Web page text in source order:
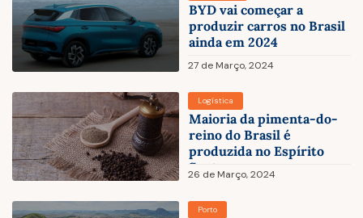
BYD vai começar a
produzir carros no Brasil
ainda em 2024
27 de Março, 2024
Logística
Maioria da pimenta-do-
reino do Brasil é
produzida no Espírito
Santo
26 de Março, 2024
Porto